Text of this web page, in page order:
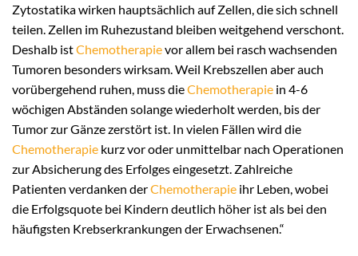
Zytostatika wirken hauptsächlich auf Zellen, die sich schnell
teilen. Zellen im Ruhezustand bleiben weitgehend verschont.
Deshalb istChemotherapievor allem bei rasch wachsenden
Tumoren besonders wirksam. Weil Krebszellen aber auch
vorübergehend ruhen, muss dieChemotherapie in 4-6
wöchigen Abständen solange wiederholt werden, bis der
Tumor zur Gänze zerstört ist. In vielen Fällen wird die
Chemotherapie kurz vor oder unmittelbar nach Operationen
zur Absicherung des Erfolges eingesetzt. Zahlreiche
Patienten verdanken derChemotherapie ihr Leben, wobei
die Erfolgsquote bei Kindern deutlich höher ist als bei den
häufigsten Krebserkrankungen der Erwachsenen.“